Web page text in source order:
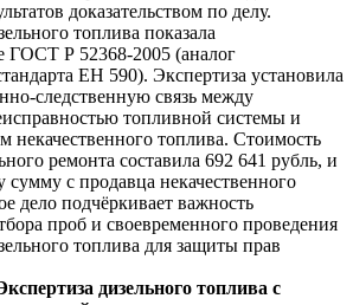
доказательством по делу.
топлива показала
ГОСТ Р 52368-2005 (аналог
ЕН 590). Экспертиза установила
следственную связь между
топливной системы и
некачественного топлива. Стоимость
ремонта составила 692 641 рубль, и
сумму с продавца некачественного
дело подчёркивает важность
проб и своевременного проведения
топлива для защиты прав
дизельного топлива с